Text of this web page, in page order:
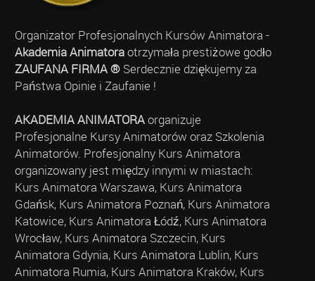
Organizator Profesjonalnych Kursów Animatora -
Akademia Animatoraotrzymała prestiżowe godło
ZAUFANA FIRMA ®Serdecznie dziękujemy za
Państwa Opinie i Zaufanie !
AKADEMIA ANIMATORAorganizuje
Profesjonalne Kursy Animatorów oraz Szkolenia
Animatorów. Profesjonalny Kurs Animatora
organizowany jest między innymi w miastach:
Kurs Animatora Warszawa, Kurs Animatora
Gdańsk, Kurs Animatora Poznań, Kurs Animatora
Katowice, Kurs Animatora Łódź, Kurs Animatora
Wrocław, Kurs Animatora Szczecin, Kurs
Animatora Gdynia, Kurs Animatora Lublin, Kurs
Animatora Rumia, Kurs Animatora Kraków, Kurs